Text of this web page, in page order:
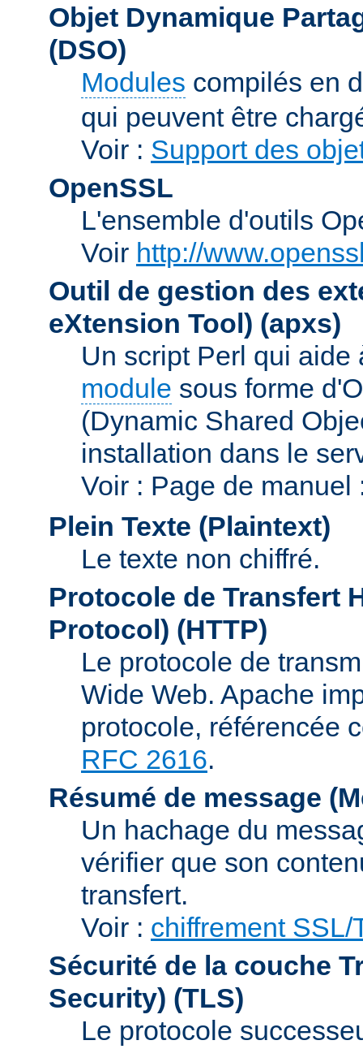
Objet Dynamique
(DSO)
Modules compilés en
qui peuvent être
Voir : Support des
OpenSSL
L'ensemble d'outils
Voir http://
Outil de gestion des
eXtension Tool) (apxs)
Un script Perl qui
module sous forme
(Dynamic Shared
installation dans le
Voir : Page de
Plein Texte (Plaintext)
Le texte non chiffré.
Protocole de Transfert
Protocol) (HTTP)
Le protocole de
Wide Web. Apache
protocole, référencée
RFC 2616.
Résumé de message
Un hachage du
vérifier que son
transfert.
Voir : chiffrement SSL/
Sécurité de la couche
Security) (TLS)
Le protocole